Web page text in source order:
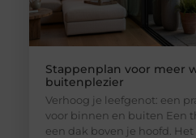
Stappenplan voor meer
buitenplezier
Verhoog je leefgenot: een
voor binnen en buiten Een
een dak boven je hoofd.